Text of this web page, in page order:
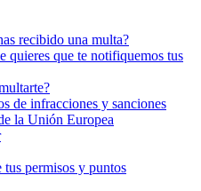
recibido una multa?
quieres que te notifiquemos tus
de infracciones y sanciones
la Unión Europea
permisos y puntos